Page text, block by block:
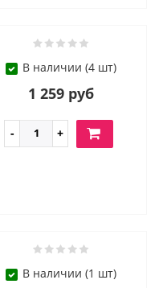
В наличии (4 шт)
1 259 руб
В наличии (1 шт)